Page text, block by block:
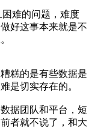
难的问题，难度
好这事本来就是不
糕的是有些数据是
是切实存在的。
据团队和平台，短
者就不说了，和大